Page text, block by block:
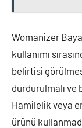
Womanizer
kullanımı
belirtisi
durdurulmalı ve
Hamilelik veya
ürünü